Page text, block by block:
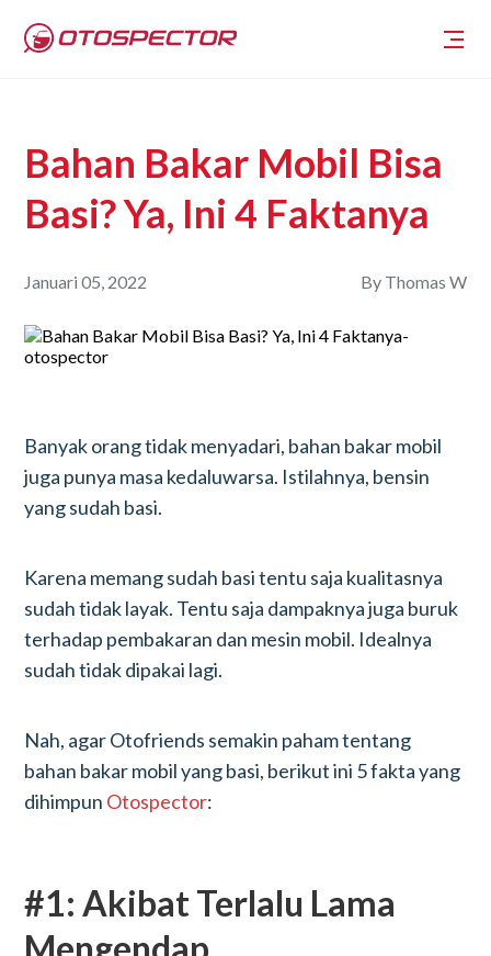
Bahan Bakar Mobil Bisa
Basi? Ya, Ini 4 Faktanya
Januari 05, 2022 By Thomas W
Banyak orang tidak menyadari, bahan bakar mobil
juga punya masa kedaluwarsa. Istilahnya, bensin
yang sudah basi.
Karena memang sudah basi tentu saja kualitasnya
sudah tidak layak. Tentu saja dampaknya juga buruk
terhadap pembakaran dan mesin mobil. Idealnya
sudah tidak dipakai lagi.
Nah, agar Otofriends semakin paham tentang
bahan bakar mobil yang basi, berikut ini 5 fakta yang
dihimpun Otospector:
#1: Akibat Terlalu Lama